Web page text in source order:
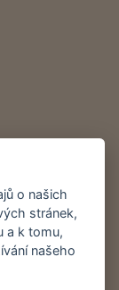
o našich
stránek,
a k tomu,
našeho